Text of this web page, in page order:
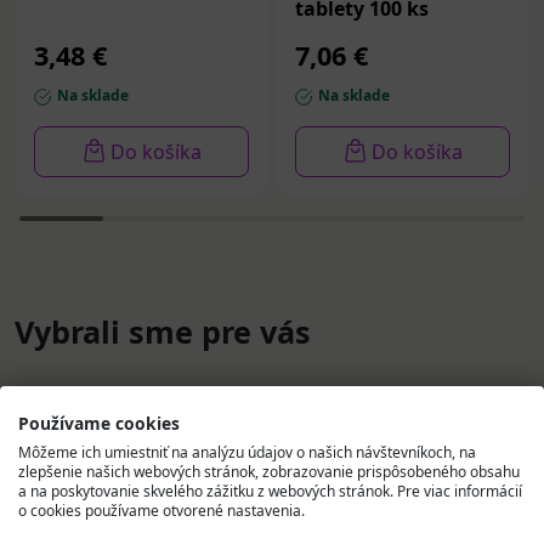
3,48 €
Na sklade
Do košíka
tablety 100 ks
7,06 €
Na sklade
Do košíka
Vybrali sme pre vás
Používame cookies
Môžeme ich umiestniť na analýzu údajov o našich návštevníkoch, na
zlepšenie našich webových stránok, zobrazovanie prispôsobeného obsahu
a na poskytovanie skvelého zážitku z webových stránok. Pre viac informácií
o cookies používame otvorené nastavenia.